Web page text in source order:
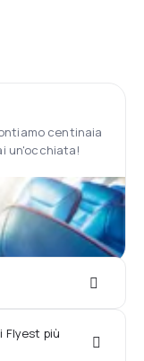
centinaia
un'occhiata!
più